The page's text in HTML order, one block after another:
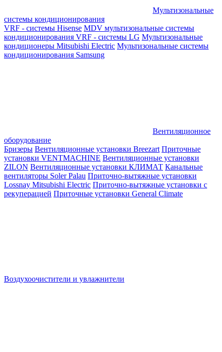
Мультизональные
системы кондиционирования
VRF - системы Hisense MDV мультизональные системы
кондиционирования VRF - системы LG Мультизональные
кондиционеры Mitsubishi Electric Мультизональные системы
кондиционирования Samsung
Вентиляционное
оборудование
Бризеры Вентиляционные установки Breezart Приточные
установки VENTMACHINE Вентиляционные установки
ZILON Вентиляционные установки КЛИМАТ Канальные
вентиляторы Soler Palau Приточно-вытяжные установки
Lossnay Mitsubishi Electric Приточно-вытяжные установки с
рекуперацией Приточные установки General Climate
Воздухоочистители и увлажнители